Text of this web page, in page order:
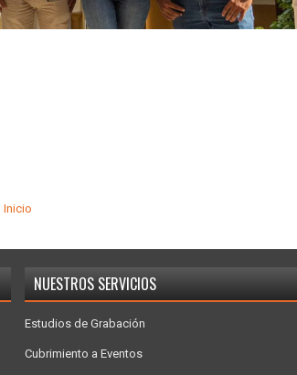
Inicio
NUESTROS SERVICIOS
Estudios de Grabación
Cubrimiento a Eventos